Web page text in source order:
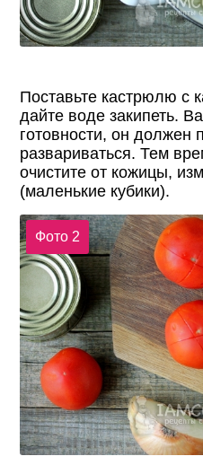
Поставьте кастрюлю с
дайте воде закипеть.
готовности, он должен
развариваться. Тем
очистите от кожицы,
(маленькие кубики).
Фото 2